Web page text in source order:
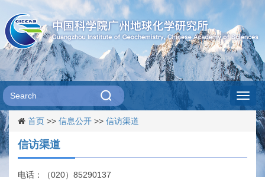
首页 >> 信息公开 >> 信访渠道
信访渠道
电话：（020）85290137